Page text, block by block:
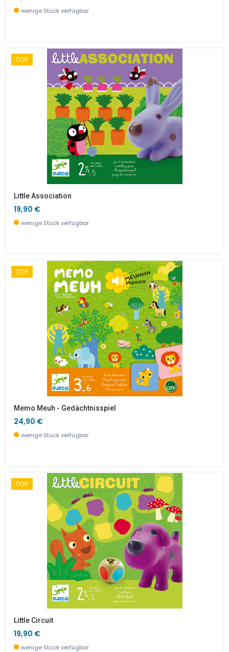
wenige Stück verfügbar
TOP
Little Association
19,90 €
wenige Stück verfügbar
TOP
Memo Meuh - Gedächtnisspiel
24,90 €
wenige Stück verfügbar
TOP
Little Circuit
19,90 €
wenige Stück verfügbar